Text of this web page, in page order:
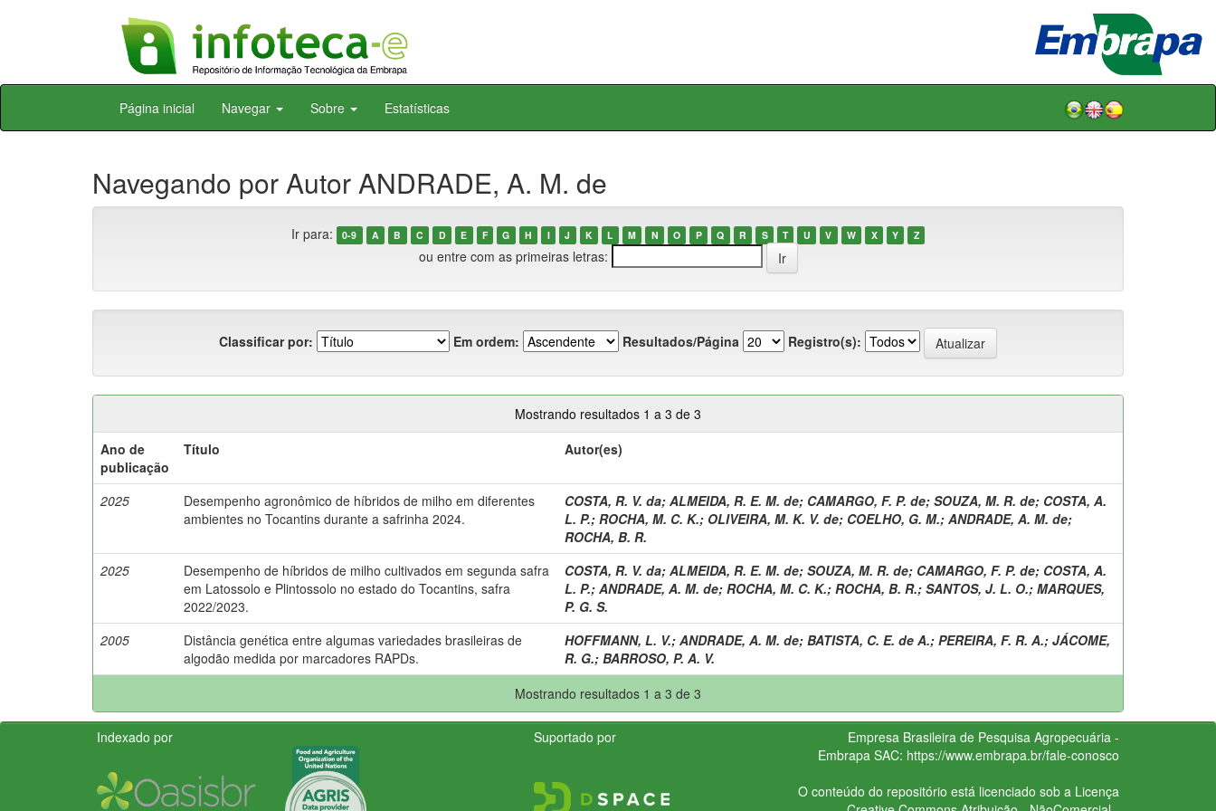
Skip
Página inicial Navegar Sobre Estatísticas
Navegando por Autor ANDRADE, A. M. de
Ir para: 0-9 A B C D E F G H I J K L M N O P Q R S T U V W X Y Z
ou entre com as primeiras letras:
Classificar por: Em ordem: Resultados/Página Registro(s):
Mostrando resultados 1 a 3 de 3
Ano de
publicação
Título Autor(es)
2025
Desempenho agronômico de híbridos de milho em diferentes
ambientes no Tocantins durante a safrinha 2024.
COSTA, R. V. da; ALMEIDA, R. E. M. de; CAMARGO, F. P. de; SOUZA, M. R. de; COSTA, A.
L. P.; ROCHA, M. C. K.; OLIVEIRA, M. K. V. de; COELHO, G. M.; ANDRADE, A. M. de;
ROCHA, B. R.
2025
Desempenho de híbridos de milho cultivados em segunda safra
em Latossolo e Plintossolo no estado do Tocantins, safra
2022/2023.
COSTA, R. V. da; ALMEIDA, R. E. M. de; SOUZA, M. R. de; CAMARGO, F. P. de; COSTA, A.
L. P.; ANDRADE, A. M. de; ROCHA, M. C. K.; ROCHA, B. R.; SANTOS, J. L. O.; MARQUES,
P. G. S.
2005
Distância genética entre algumas variedades brasileiras de
algodão medida por marcadores RAPDs.
HOFFMANN, L. V.; ANDRADE, A. M. de; BATISTA, C. E. de A.; PEREIRA, F. R. A.; JÁCOME,
R. G.; BARROSO, P. A. V.
Mostrando resultados 1 a 3 de 3
Indexado por Suportado por
Empresa Brasileira de Pesquisa Agropecuária -
Embrapa SAC: https://www.embrapa.br/fale-conosco
O conteúdo do repositório está licenciado sob a Licença